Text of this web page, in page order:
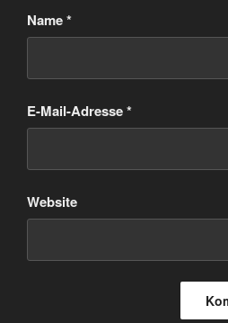
Name*
E-Mail-Adresse*
Website